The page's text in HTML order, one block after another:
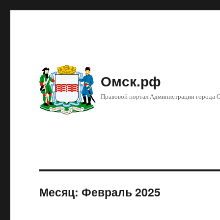
Омск.рф
Правовой портал Администрации города
Месяц: Февраль 2025